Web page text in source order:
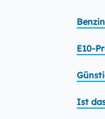
E10-
Ist